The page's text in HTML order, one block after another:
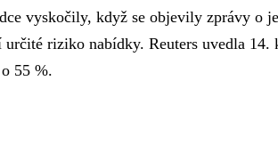
vyskočily, když se objevily zprávy o
riziko nabídky. Reuters uvedla 14.
55 %.